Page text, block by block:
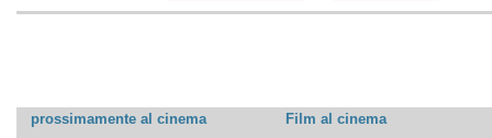
prossimamente al cinema
Film al cinema